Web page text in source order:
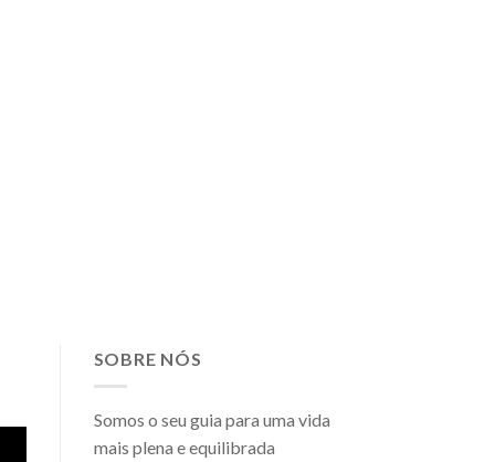
SOBRE NÓS
Somos o seu guia para uma vida
mais plena e equilibrada